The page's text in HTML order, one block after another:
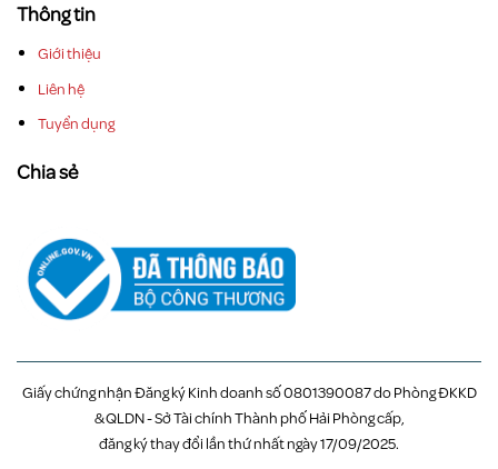
Thông tin
Giới thiệu
Liên hệ
Tuyển dụng
Chia sẻ
Giấy chứng nhận Đăng ký Kinh doanh số 0801390087 do Phòng ĐKKD
& QLDN - Sở Tài chính Thành phố Hải Phòng cấp,
đăng ký thay đổi lần thứ nhất ngày 17/09/2025.